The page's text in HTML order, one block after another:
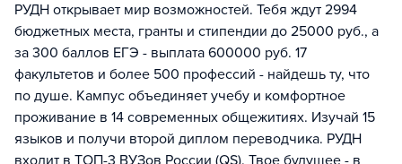
РУДН открывает мир возможностей. Тебя ждут 2994
бюджетных места, гранты и стипендии до 25000 руб., а
за 300 баллов ЕГЭ - выплата 600000 руб. 17
факультетов и более 500 профессий - найдешь ту, что
по душе. Кампус объединяет учебу и комфортное
проживание в 14 современных общежитиях. Изучай 15
языков и получи второй диплом переводчика. РУДН
входит в ТОП-3 ВУЗов России (QS). Твое будущее - в